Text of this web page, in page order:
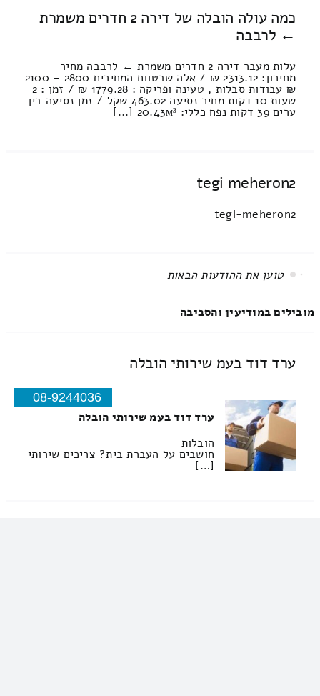
כמה עולה הובלה של דירה 2 חדרים משמרת
← לרבבה
עלות מעבר דירה 2 חדרים משמרת ← לרבבה מחיר
מחירון: 2313.12 ₪ / אלה שבטווח המחירים 2800 – 2100
₪ עבודות סבלות , טעינה ופריקה : 1779.28 ₪ / זמן : 2
שעות 10 דקות מחיר נסיעה 463.02 שקל / זמן נסיעה בין
ערים 39 דקות נפח כללי: 20.43м³ [...]
tegi meheron2
tegi-meheron2
All items displayed.
מובילים במודיעין והסביבה
ערד דוד בעמ שירותי הובלה
08-9244036
ערד דוד בעמ שירותי הובלה
הובלות
חושבים על העברת בית? צריכים שירותי
[…]